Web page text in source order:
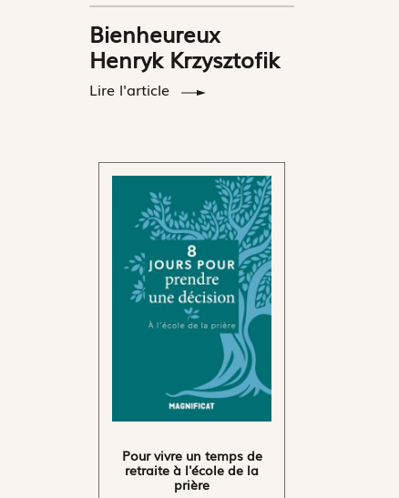
Bienheureux
Henryk Krzysztofik
Lire l'article
Pour vivre un temps de
retraite à l'école de la
prière